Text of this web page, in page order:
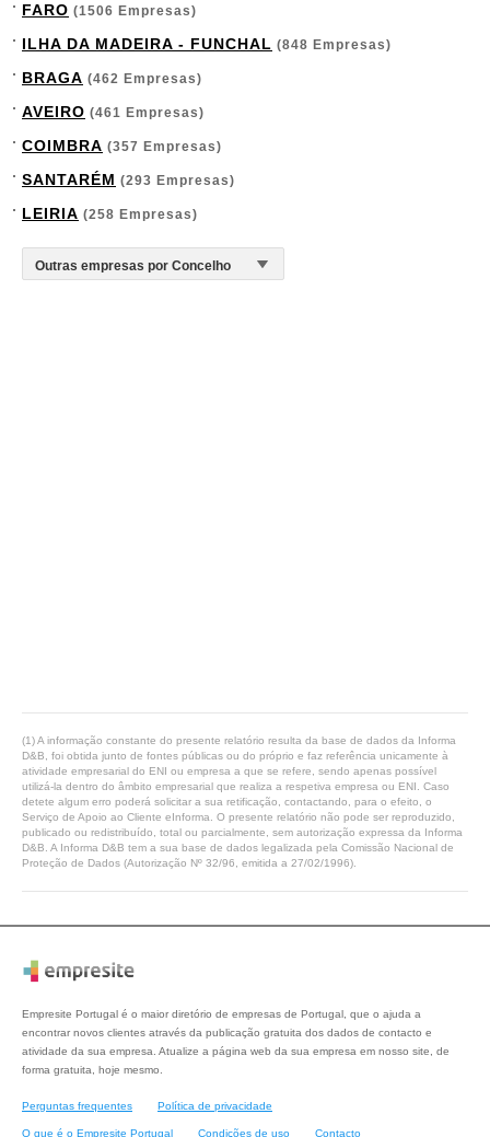
FARO (1506 Empresas)
ILHA DA MADEIRA - FUNCHAL (848 Empresas)
BRAGA (462 Empresas)
AVEIRO (461 Empresas)
COIMBRA (357 Empresas)
SANTARÉM (293 Empresas)
LEIRIA (258 Empresas)
(1) A informação constante do presente relatório resulta da base de dados da Informa
D&B, foi obtida junto de fontes públicas ou do próprio e faz referência unicamente à
atividade empresarial do ENI ou empresa a que se refere, sendo apenas possível
utilizá-la dentro do âmbito empresarial que realiza a respetiva empresa ou ENI. Caso
detete algum erro poderá solicitar a sua retificação, contactando, para o efeito, o
Serviço de Apoio ao Cliente eInforma. O presente relatório não pode ser reproduzido,
publicado ou redistribuído, total ou parcialmente, sem autorização expressa da Informa
D&B. A Informa D&B tem a sua base de dados legalizada pela Comissão Nacional de
Proteção de Dados (Autorização Nº 32/96, emitida a 27/02/1996).
Empresite Portugal é o maior diretório de empresas de Portugal, que o ajuda a
encontrar novos clientes através da publicação gratuita dos dados de contacto e
atividade da sua empresa. Atualize a página web da sua empresa em nosso site, de
forma gratuita, hoje mesmo.
Perguntas frequentes Política de privacidade
O que é o Empresite Portugal Condições de uso Contacto